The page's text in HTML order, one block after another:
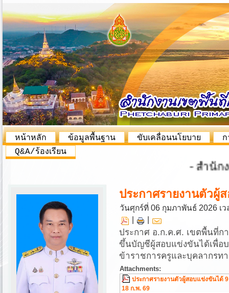
หน้าหลัก ข้อมูลพื้นฐาน ขับเคลื่อนนโยบาย
Q&A/ร้องเรียน
- สำนักง
ประกาศรายงานตัวผู้
วันศุกร์ที่ 06 กุมภาพันธ์ 2026 เ
ประกาศ อ.ก.ค.ศ. เขตพื้นที่ก
ขึ้นบัญชีผู้สอบแข่งขันได้เพื่อบ
ข้าราชการครูและบุคลากรท
Attachments:
ประกาศรายงานตัวผู้สอบแข่งขันได้ 9
18 ก.พ. 69